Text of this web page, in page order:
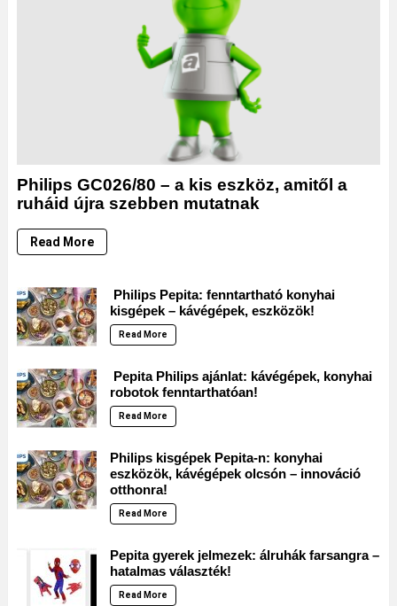
Philips GC026/80 – a kis eszköz, amitől a
ruháid újra szebben mutatnak
Read More
Philips Pepita: fenntartható konyhai
kisgépek – kávégépek, eszközök!
Read More
Pepita Philips ajánlat: kávégépek, konyhai
robotok fenntarthatóan!
Read More
Philips kisgépek Pepita-n: konyhai
eszközök, kávégépek olcsón – innováció
otthonra!
Read More
Pepita gyerek jelmezek: álruhák farsangra –
hatalmas választék!
Read More